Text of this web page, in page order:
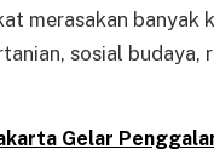
merasakan banyak
sosial budaya,
Gelar